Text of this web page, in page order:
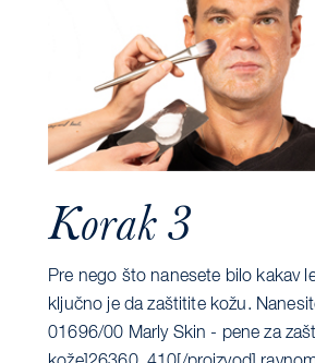
Korak 3
Pre nego što nanesete bilo kakav
ključno je da zaštitite kožu.
01696/00 Marly Skin - pene za